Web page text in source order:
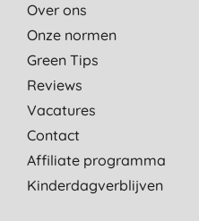
Over ons
Onze normen
Green Tips
Reviews
Vacatures
Contact
Affiliate programma
Kinderdagverblijven